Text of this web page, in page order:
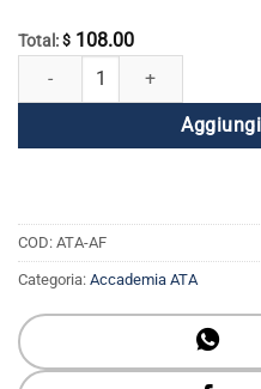
Total: $ 108.00
Tassa di iscrizione ATA quantità
COD: ATA-AF
Categoria: Accademia ATA